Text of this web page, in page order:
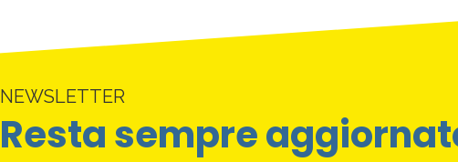
NEWSLETTER
Resta sempre